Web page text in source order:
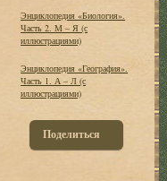
Энциклопедия «Биология».
Часть 2. М – Я (с
иллюстрациями)
Энциклопедия «География».
Часть 1. А – Л (с
иллюстрациями)
Поделиться